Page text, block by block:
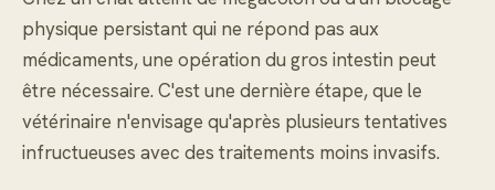
physique persistant qui ne répond pas aux
médicaments, une opération du gros intestin peut
être nécessaire. C'est une dernière étape, que le
vétérinaire n'envisage qu'après plusieurs tentatives
infructueuses avec des traitements moins invasifs.